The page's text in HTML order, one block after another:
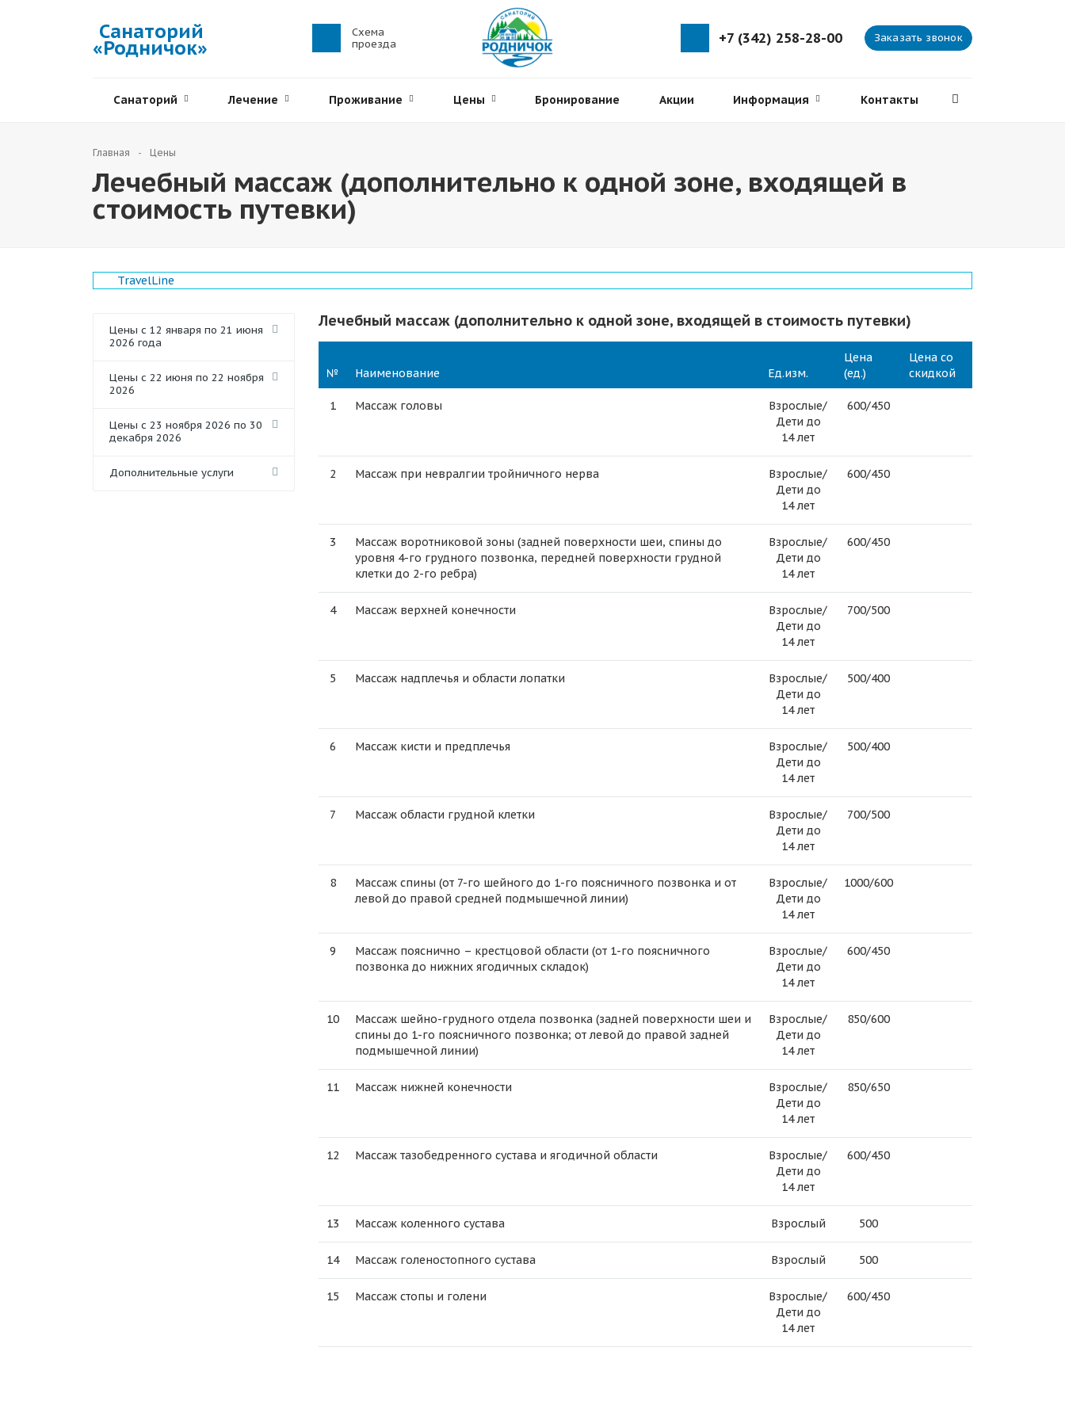
Санаторий
«Родничок»
Схема
проезда
Заказать звонок
+7 (342) 258-28-00
Санаторий Лечение Проживание Цены Бронирование Акции Информация Контакты
Главная Цены
Лечебный массаж (дополнительно к одной зоне, входящей в
стоимость путевки)
TravelLine
Цены с 12 января по 21 июня
2026 года
Цены с 22 июня по 22 ноября
2026
Цены с 23 ноября 2026 по 30
декабря 2026
Дополнительные услуги
Лечебный массаж (дополнительно к одной зоне, входящей в стоимость путевки)
№ Наименование Ед.изм.
Цена
(ед.)
Цена со
скидкой
1 Массаж головы
Взрослые/
Дети до
14 лет
600/450
2 Массаж при невралгии тройничного нерва
Взрослые/
Дети до
14 лет
600/450
3
Массаж воротниковой зоны (задней поверхности шеи, спины до
уровня 4-го грудного позвонка, передней поверхности грудной
клетки до 2-го ребра)
Взрослые/
Дети до
14 лет
600/450
4 Массаж верхней конечности
Взрослые/
Дети до
14 лет
700/500
5 Массаж надплечья и области лопатки
Взрослые/
Дети до
14 лет
500/400
6 Массаж кисти и предплечья
Взрослые/
Дети до
14 лет
500/400
7 Массаж области грудной клетки
Взрослые/
Дети до
14 лет
700/500
8
Массаж спины (от 7-го шейного до 1-го поясничного позвонка и от
левой до правой средней подмышечной линии)
Взрослые/
Дети до
14 лет
1000/600
9
Массаж пояснично – крестцовой области (от 1-го поясничного
позвонка до нижних ягодичных складок)
Взрослые/
Дети до
14 лет
600/450
10
Массаж шейно-грудного отдела позвонка (задней поверхности шеи и
спины до 1-го поясничного позвонка; от левой до правой задней
подмышечной линии)
Взрослые/
Дети до
14 лет
850/600
11 Массаж нижней конечности
Взрослые/
Дети до
14 лет
850/650
12 Массаж тазобедренного сустава и ягодичной области
Взрослые/
Дети до
14 лет
600/450
13 Массаж коленного сустава Взрослый 500
14 Массаж голеностопного сустава Взрослый 500
15 Массаж стопы и голени
Взрослые/
Дети до
14 лет
600/450